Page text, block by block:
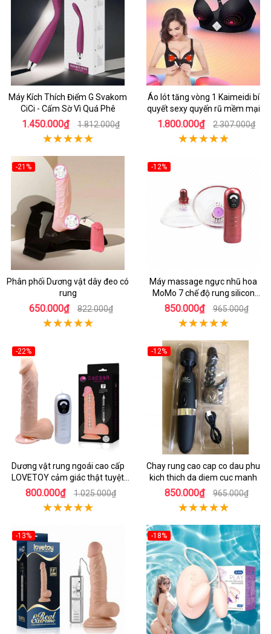
Máy Kích Thích Điểm G Svakom
CiCi - Cấm Sờ Vì Quá Phê
1.450.000₫ 1.812.000₫
Áo lót tăng vòng 1 Kaimeidi bí
quyết sexy quyến rũ mềm mại
1.800.000₫ 2.307.000₫
-21%
Phân phối Dương vật dây đeo có
rung
650.000₫ 822.000₫
-12%
Máy massage ngực nhũ hoa
MoMo 7 chế độ rung silicon
mềm mại
850.000₫ 965.000₫
-22%
Dương vật rung ngoái cao cấp
LOVETOY cảm giác thật tuyệt
vời
800.000₫ 1.025.000₫
-12%
Chay rung cao cap co dau phu
kich thich da diem cuc manh
850.000₫ 965.000₫
-13% -18%